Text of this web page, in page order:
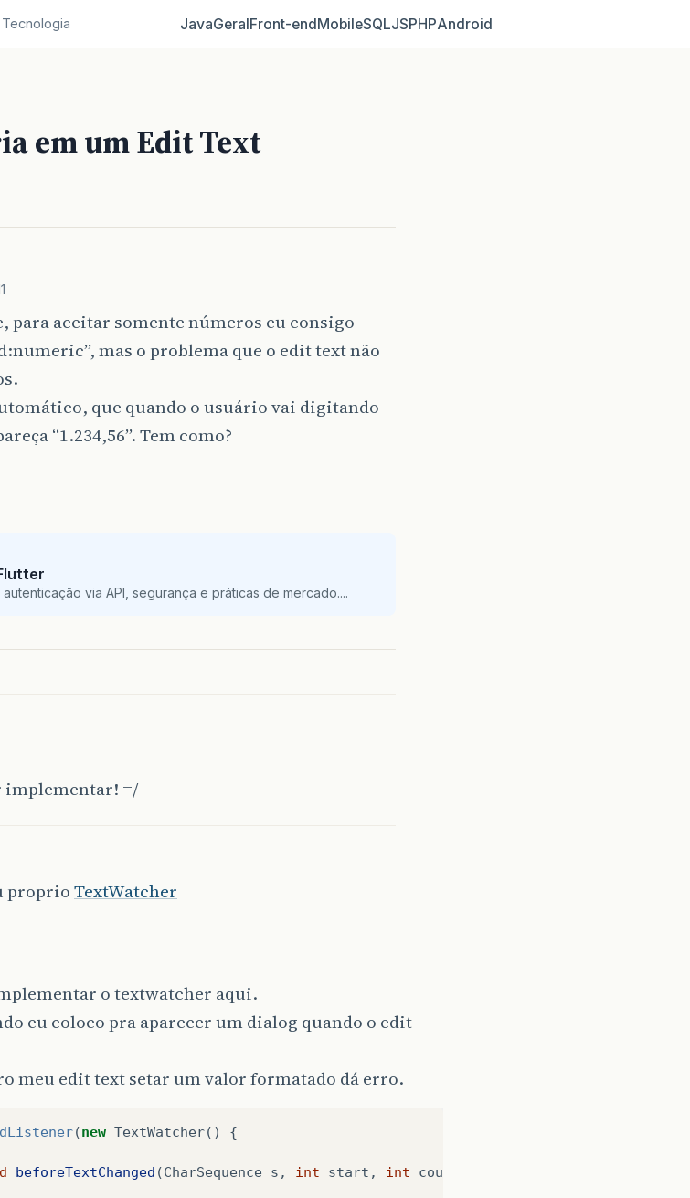
JavaGeralFront‑endMobileSQLJSPHPAndroid
em um Edit Text
para aceitar somente números eu consigo
mas o problema que o edit text não
que quando o usuário vai digitando
“1.234,56”. Tem como?
via API, segurança e práticas de mercado....
implementar! =/
proprioTextWatcher
o textwatcher aqui.
eu coloco pra aparecer um dialog quando o edit
meu edit text setar um valor formatado dá erro.
(new TextWatcher() {
beforeTextChanged (CharSequence s , int start , int count